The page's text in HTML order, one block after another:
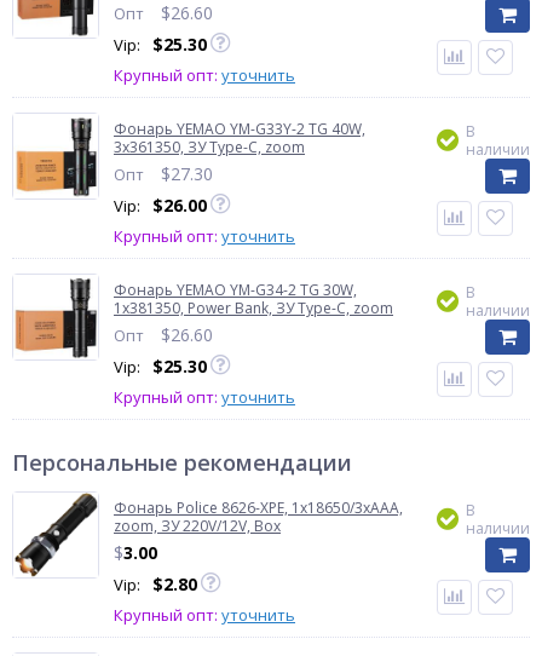
Опт $26.60
Vip: $25.30
Крупный опт: уточнить
Фонарь YEMAO YM-G33Y-2 TG 40W,
3x361350, ЗУ Type-C, zoom
Опт $27.30
Vip: $26.00
Крупный опт: уточнить
В
наличии
Фонарь YEMAO YM-G34-2 TG 30W,
1x381350, Power Bank, ЗУ Type-C, zoom
Опт $26.60
Vip: $25.30
Крупный опт: уточнить
В
наличии
Персональные рекомендации
Фонарь Police 8626-XPE, 1х18650/3xAAA,
zoom, ЗУ 220V/12V, Box
$3.00
Vip: $2.80
Крупный опт: уточнить
В
наличии